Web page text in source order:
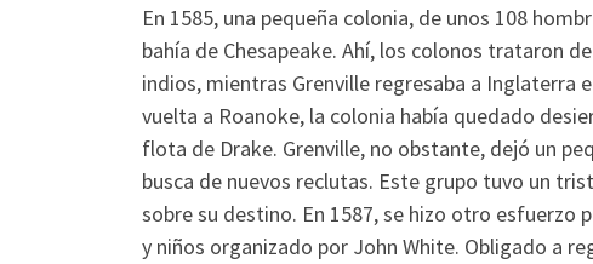
En 1585, una pequeña colonia, de unos 108
bahía de Chesapeake. Ahí, los colonos trataron
indios, mientras Grenville regresaba a Inglaterra
vuelta a Roanoke, la colonia había quedado
flota de Drake. Grenville, no obstante, dejó un
busca de nuevos reclutas. Este grupo tuvo un
sobre su destino. En 1587, se hizo otro esfuerzo
y niños organizado por John White. Obligado a